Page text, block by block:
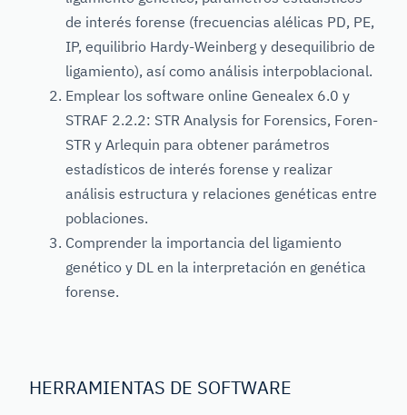
de interés forense (frecuencias alélicas PD, PE,
IP, equilibrio Hardy-Weinberg y desequilibrio de
ligamiento), así como análisis interpoblacional.
Emplear los software online Genealex 6.0 y
STRAF 2.2.2: STR Analysis for Forensics, Foren-
STR y Arlequin para obtener parámetros
estadísticos de interés forense y realizar
análisis estructura y relaciones genéticas entre
poblaciones.
Comprender la importancia del ligamiento
genético y DL en la interpretación en genética
forense.
HERRAMIENTAS DE SOFTWARE